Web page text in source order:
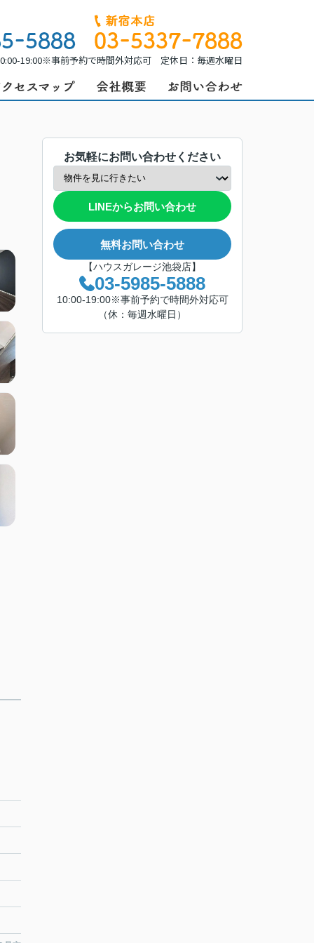
19:00※事前予約で時間外対応可 定休日：毎週水曜日
お気軽にお問い合わせください
LINEからお問い合わせ
無料お問い合わせ
【ハウスガレージ池袋店】
03-5985-5888
10:00-19:00※事前予約で時間外対応可
（休：毎週水曜日）